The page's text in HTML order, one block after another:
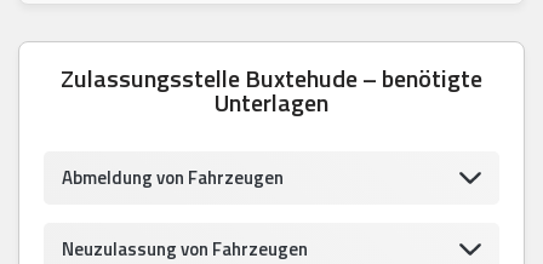
Zulassungsstelle Buxtehude – benötigte
Unterlagen
Abmeldung von Fahrzeugen
Neuzulassung von Fahrzeugen